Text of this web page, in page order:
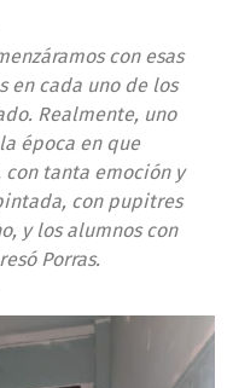
con esas
en cada uno de los
Realmente, uno
época en que
con tanta emoción y
con pupitres
y los alumnos con
Porras.